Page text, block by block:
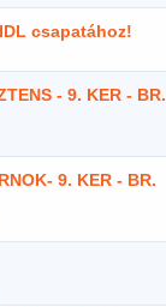
csapatához!
- 9. KER - BR.
9. KER - BR.